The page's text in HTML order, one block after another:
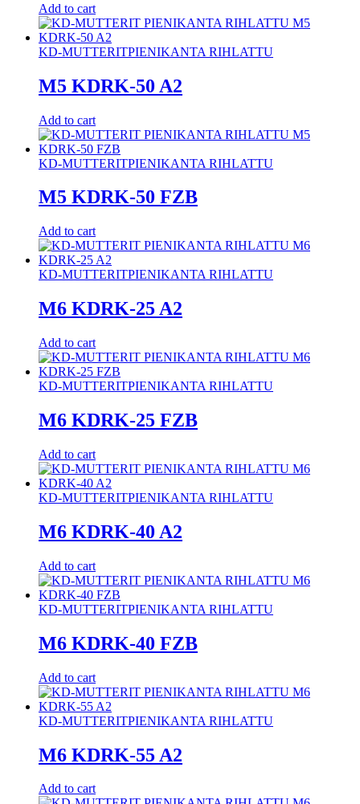
Add to cart
KD-MUTTERITPIENIKANTA RIHLATTU
M5 KDRK-50 A2
Add to cart
KD-MUTTERITPIENIKANTA RIHLATTU
M5 KDRK-50 FZB
Add to cart
KD-MUTTERITPIENIKANTA RIHLATTU
M6 KDRK-25 A2
Add to cart
KD-MUTTERITPIENIKANTA RIHLATTU
M6 KDRK-25 FZB
Add to cart
KD-MUTTERITPIENIKANTA RIHLATTU
M6 KDRK-40 A2
Add to cart
KD-MUTTERITPIENIKANTA RIHLATTU
M6 KDRK-40 FZB
Add to cart
KD-MUTTERITPIENIKANTA RIHLATTU
M6 KDRK-55 A2
Add to cart